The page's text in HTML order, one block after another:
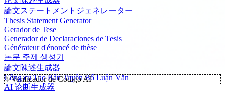
論文ステートメントジェネレーター
Thesis Statement Generator
Gerador de Tese
Generador de Declaraciones de Tesis
Générateur d'énoncé de thèse
논문 주제 생성기
論文陳述生成器
Công cụ Tạo Bản Tuyên Bố Luận Văn
AI 论断生成器
✨Verificador de Código AI